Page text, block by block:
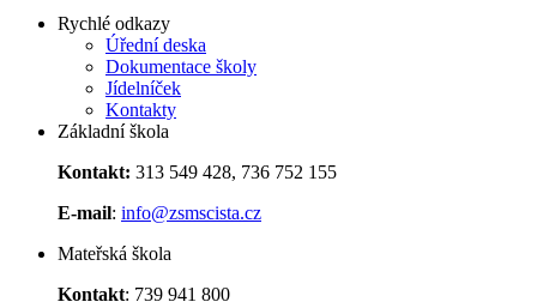
Rychlé odkazy
Úřední deska
Dokumentace školy
Jídelníček
Kontakty
Základní škola
Kontakt: 313 549 428, 736 752 155
E-mail: info@zsmscista.cz
Mateřská škola
Kontakt: 739 941 800